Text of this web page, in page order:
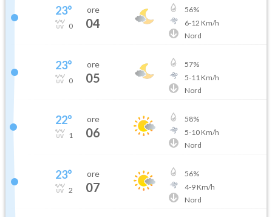
23°
0
ore
04
56%
6-12 Km/h
Nord
23°
0
ore
05
57%
5-11 Km/h
Nord
22°
1
ore
06
58%
5-10Km/h
Nord
23°
2
ore
07
56%
4-9Km/h
Nord